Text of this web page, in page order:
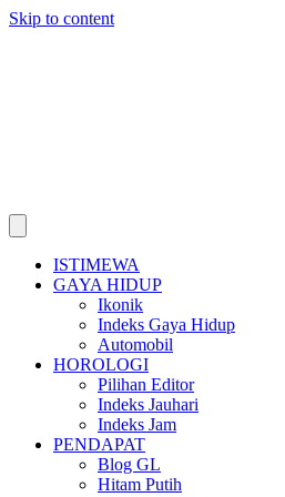
Skip to content
ISTIMEWA
GAYA HIDUP
Ikonik
Indeks Gaya Hidup
Automobil
HOROLOGI
Pilihan Editor
Indeks Jauhari
Indeks Jam
PENDAPAT
Blog GL
Hitam Putih